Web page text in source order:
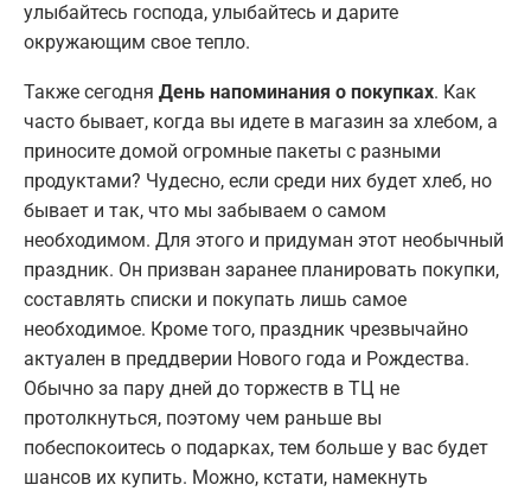
улыбайтесь господа, улыбайтесь и дарите
окружающим свое тепло.
Также сегодня День напоминания о покупках. Как
часто бывает, когда вы идете в магазин за хлебом, а
приносите домой огромные пакеты с разными
продуктами? Чудесно, если среди них будет хлеб, но
бывает и так, что мы забываем о самом
необходимом. Для этого и придуман этот необычный
праздник. Он призван заранее планировать покупки,
составлять списки и покупать лишь самое
необходимое. Кроме того, праздник чрезвычайно
актуален в преддверии Нового года и Рождества.
Обычно за пару дней до торжеств в ТЦ не
протолкнуться, поэтому чем раньше вы
побеспокоитесь о подарках, тем больше у вас будет
шансов их купить. Можно, кстати, намекнуть